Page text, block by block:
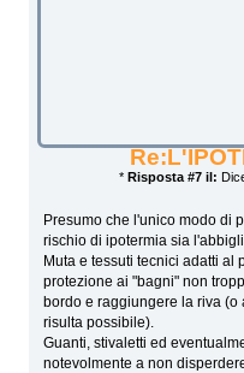
* Risposta #7 il:
Presumo che l'unico modo di
rischio di ipotermia sia
Muta e tessuti tecnici adatti al
protezione ai "bagni" non
bordo e raggiungere la riva (o
risulta possibile).
Guanti, stivaletti ed
notevolmente a non